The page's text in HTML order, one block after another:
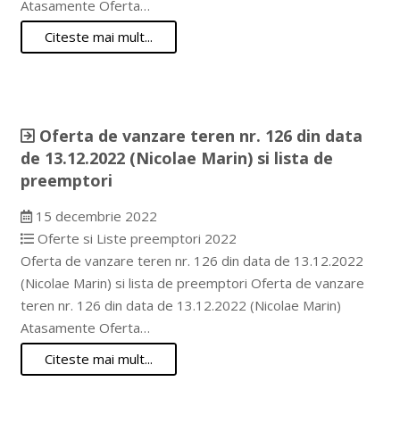
Atasamente Oferta…
Citeste mai mult...
Oferta de vanzare teren nr. 126 din data
de 13.12.2022 (Nicolae Marin) si lista de
preemptori
15 decembrie 2022
Oferte si Liste preemptori 2022
Oferta de vanzare teren nr. 126 din data de 13.12.2022
(Nicolae Marin) si lista de preemptori Oferta de vanzare
teren nr. 126 din data de 13.12.2022 (Nicolae Marin)
Atasamente Oferta…
Citeste mai mult...